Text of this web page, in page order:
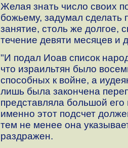
Желая знать число своих
божьему, задумал
занятие, столь же долгое,
течение девяти месяцев и
"И подал Иоав список
что израильтян было
способных к войне, а
лишь была закончена
представляла большой его
именно этот подсчет
тем не менее она
раздражен.